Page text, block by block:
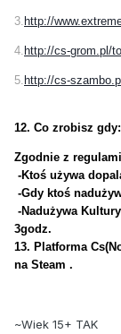
3. http://
4. http://cs-grom.pl/
5. http://cs-
12. Co zrobisz gdy:
Zgodnie z
-Ktoś używa
-Gdy ktoś
-Nadużywa
3godz.
13. Platforma
na Steam .
~Wiek 15+ TAK